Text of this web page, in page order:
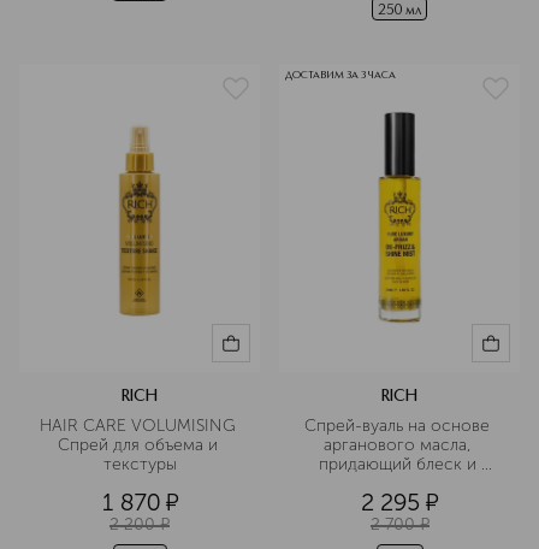
250 мл
RICH
HAIR CARE VOLUMISING
Спрей для объема и
текстуры
1 870 ¤
2 200 ¤
ДОСТАВИМ ЗА 3 ЧАСА
RICH
Спрей-вуаль на основе
арганового масла,
придающий блеск и
2 295 ¤
2 700 ¤